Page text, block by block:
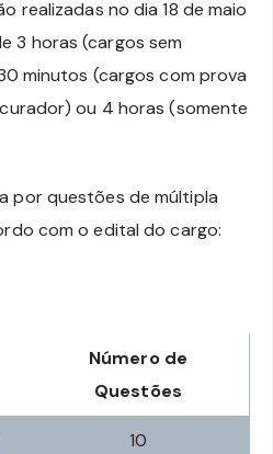
realizadas no dia 18 de maio
3 horas (cargos sem
minutos (cargos com prova
ou 4 horas (somente
por questões de múltipla
com o edital do cargo:
Número de
Questões
10